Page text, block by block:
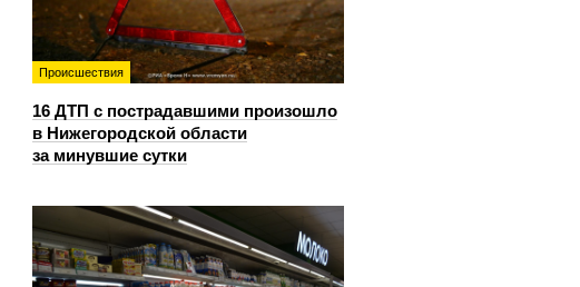
Происшествия
16 ДТП с пострадавшими произошло
в Нижегородской области
за минувшие сутки